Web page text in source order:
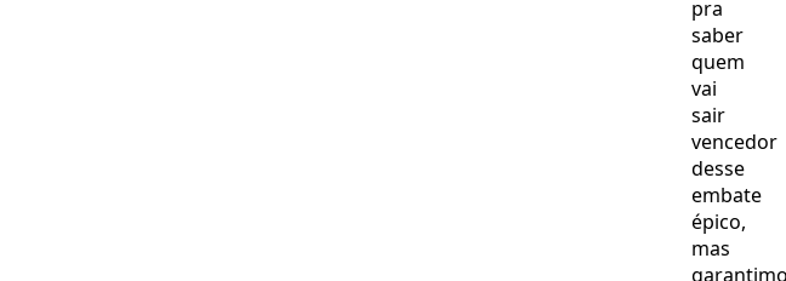
pra
saber
quem
vai
sair
vencedor
desse
embate
épico,
mas